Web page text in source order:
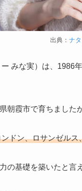
出典： ナ
みな実）は、1986
朝霞市で育ちました
ドン、ロサンゼル
の基礎を築いたと言